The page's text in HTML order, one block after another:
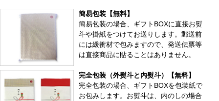
簡易包装【無料】
簡易包装の場合、ギフトBOXに直接お熨
斗や掛紙をつけてお送りします。郵送前
には緩衝材で包みますので、発送伝票等
は直接商品に貼ることはありません。
完全包装（外熨斗と内熨斗）【無料】
完全包装の場合、ギフトBOXを包装紙で
お包みします。お熨斗は、内のしの場合